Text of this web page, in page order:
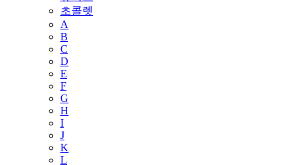
초콜렛
A
B
C
D
E
F
G
H
I
J
K
L